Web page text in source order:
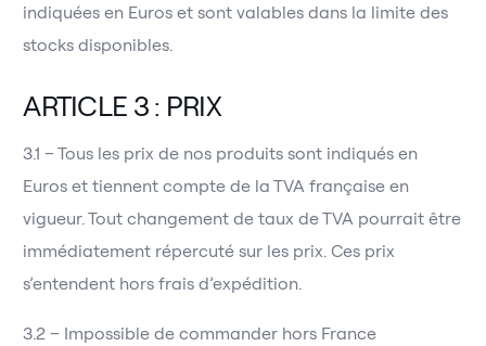
indiquées en Euros et sont valables dans la limite des
stocks disponibles.
ARTICLE 3 : PRIX
3.1 – Tous les prix de nos produits sont indiqués en
Euros et tiennent compte de la TVA française en
vigueur. Tout changement de taux de TVA pourrait être
immédiatement répercuté sur les prix. Ces prix
s’entendent hors frais d’expédition.
3.2 – Impossible de commander hors France